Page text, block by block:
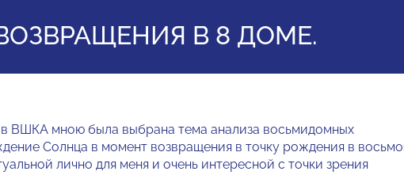
В 8 ДОМЕ.
ВШКА мною была выбрана тема анализа восьмидомных
Солнца в момент возвращения в точку рождения в
лично для меня и очень интересной с точки зрения